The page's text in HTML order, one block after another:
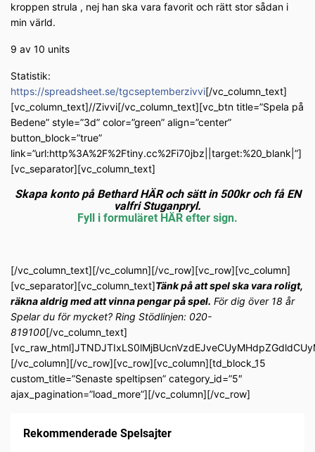
kroppen strula , nej han ska vara favorit och rätt stor sådan i
min värld.
9 av 10 units
Statistik:
https://spreadsheet.se/tgcseptemberzivvi[/vc_column_text]
[vc_column_text]//Zivvi[/vc_column_text][vc_btn title=”Spela på
Bedene” style=”3d” color=”green” align=”center”
button_block=”true”
link=”url:http%3A%2F%2Ftiny.cc%2Fi70jbz||target:%20_blank|”]
[vc_separator][vc_column_text]
Skapa konto på Bethard HÄR och sätt in 500kr och få EN
valfri Stuganpryl.
Fyll i formuläret HÄR efter sign.
[/vc_column_text][/vc_column][/vc_row][vc_row][vc_column]
[vc_separator][vc_column_text]Tänk på att spel ska vara roligt,
räkna aldrig med att vinna pengar på spel. För dig över 18 år
Spelar du för mycket? Ring Stödlinjen: 020-
819100[/vc_column_text]
[/vc_column][/vc_row][vc_row][vc_column][td_block_15
custom_title=”Senaste speltipsen” category_id=”5″
ajax_pagination=”load_more”][/vc_column][/vc_row]
Rekommenderade Spelsajter